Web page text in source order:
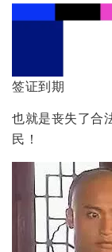
签证到期
也就是丧失了合
民！